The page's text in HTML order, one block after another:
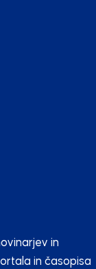
in
in časopisa